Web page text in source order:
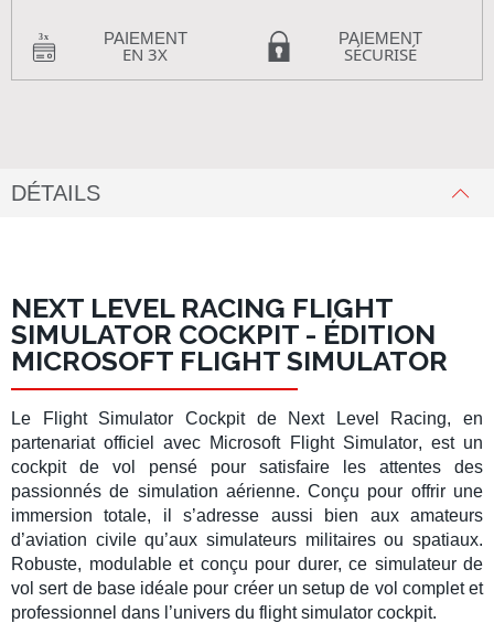
PAIEMENT
EN 3X
PAIEMENT
SÉCURISÉ
DÉTAILS
NEXT LEVEL RACING FLIGHT
SIMULATOR COCKPIT - ÉDITION
MICROSOFT FLIGHT SIMULATOR
Le Flight Simulator Cockpitde Next Level Racing, en
partenariat officiel avec Microsoft Flight Simulator, est un
cockpit de vol
pensé pour satisfaire les attentes des
passionnés de simulation aérienne. Conçu pour offrir une
immersion totale, il s’adresse aussi bien aux amateurs
d’aviation civilequ’auxsimulateurs militairesou spatiaux.
Robuste, modulable et conçu pour durer, ce simulateur de
vol sert de base idéale pour créer un setup de vol complet et
professionnel dans l’univers du flight simulator cockpit.